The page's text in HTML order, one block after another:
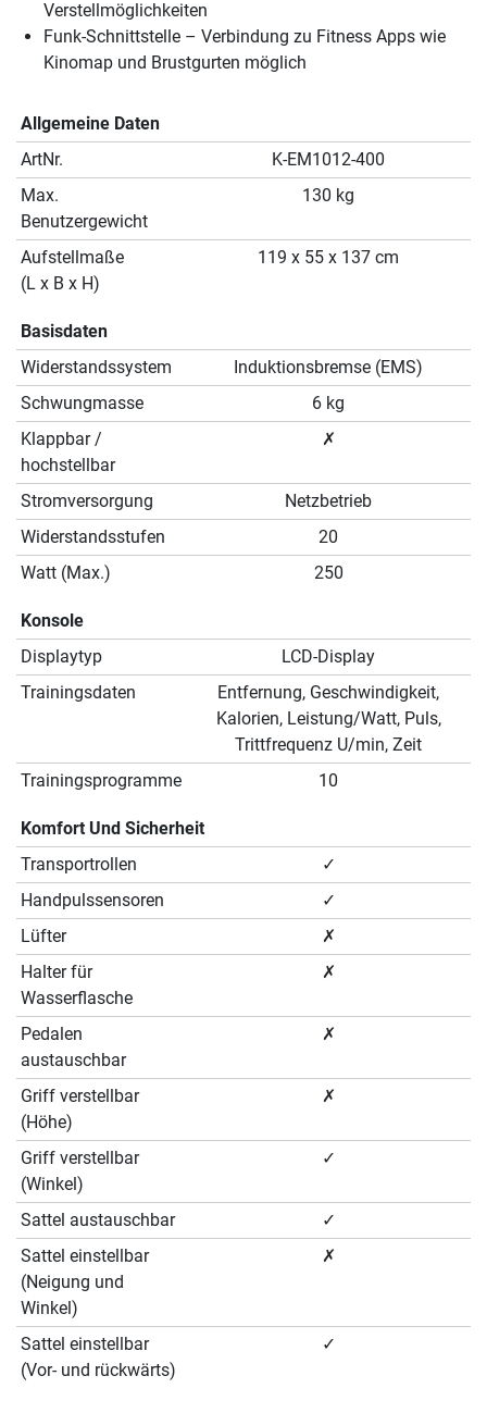
Verstellmöglichkeiten
Funk-Schnittstelle – Verbindung zu Fitness Apps wie
Kinomap und Brustgurten möglich
Allgemeine Daten
ArtNr.
K-EM1012-400
Max.
Benutzergewicht
130 kg
Aufstellmaße
(L x B x H)
119 x 55 x 137 cm
Basisdaten
Widerstandssystem
Induktionsbremse (EMS)
Schwungmasse
6 kg
Klappbar /
hochstellbar
✗
Stromversorgung
Netzbetrieb
Widerstandsstufen
20
Watt (Max.)
250
Konsole
Displaytyp
LCD-Display
Trainingsdaten
Entfernung, Geschwindigkeit,
Kalorien, Leistung/Watt, Puls,
Trittfrequenz U/min, Zeit
Trainingsprogramme
10
Komfort Und Sicherheit
Transportrollen
✓
Handpulssensoren
✓
Lüfter
✗
Halter für
Wasserflasche
✗
Pedalen
austauschbar
✗
Griff verstellbar
(Höhe)
✗
Griff verstellbar
(Winkel)
✓
Sattel austauschbar
✓
Sattel einstellbar
(Neigung und
Winkel)
✗
Sattel einstellbar
(Vor- und rückwärts)
✓